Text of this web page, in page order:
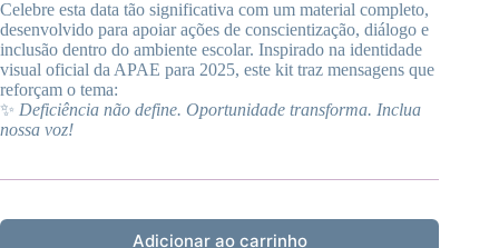
era:
R$ 15,90.
é:
R$ 11,90.
Celebre esta data tão significativa com um material completo,
desenvolvido para apoiar ações de conscientização, diálogo e
inclusão dentro do ambiente escolar. Inspirado na identidade
visual oficial da APAE para 2025, este kit traz mensagens que
reforçam o tema:
✨ Deficiência não define. Oportunidade transforma. Inclua
nossa voz!
Adicionar ao carrinho